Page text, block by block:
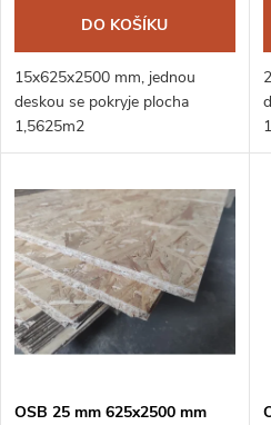
u
k
t
ů
d
u
k
t
ů
DO KOŠÍKU
15x625x2500 mm, jednou
deskou se pokryje plocha
1,5625m2
OSB 25 mm 625x2500 mm